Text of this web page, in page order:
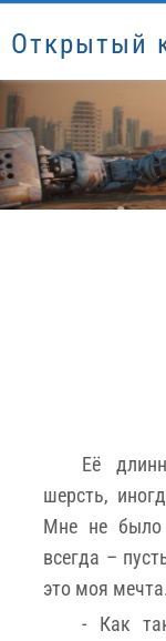
Открытый
Её
шерсть,
Мне не
всегда –
это моя мечта.
- Как